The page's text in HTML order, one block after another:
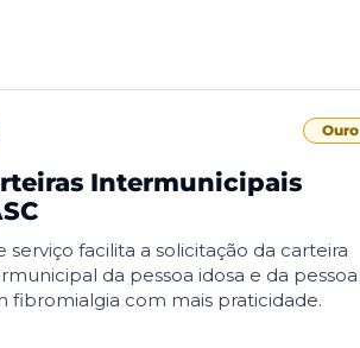
Ouro
Intermunicipais
serviço facilita a solicitação da carteira
da pessoa idosa e da pessoa
fibromialgia com mais praticidade.